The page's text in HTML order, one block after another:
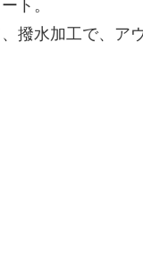
ト。
撥水加工で、ア